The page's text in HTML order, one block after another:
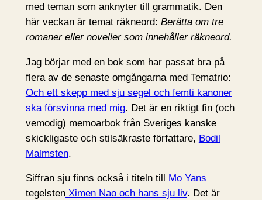
med teman som anknyter till grammatik. Den
här veckan är temat räkneord: Berätta om tre
romaner eller noveller som innehåller räkneord.
Jag börjar med en bok som har passat bra på
flera av de senaste omgångarna med Tematrio:
Och ett skepp med sju segel och femti kanoner
ska försvinna med mig. Det är en riktigt fin (och
vemodig) memoarbok från Sveriges kanske
skickligaste och stilsäkraste författare, Bodil
Malmsten.
Siffran sju finns också i titeln till
Mo Yans
tegelstenXimen Nao och hans sju liv. Det är